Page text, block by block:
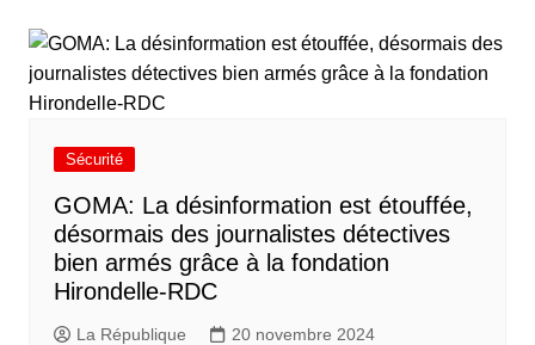
Sécurité
GOMA: La désinformation est étouffée,
désormais des journalistes détectives
bien armés grâce à la fondation
Hirondelle-RDC
La République 20 novembre 2024